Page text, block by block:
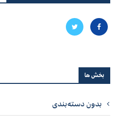
بخش ها
بدون دسته‌بندی